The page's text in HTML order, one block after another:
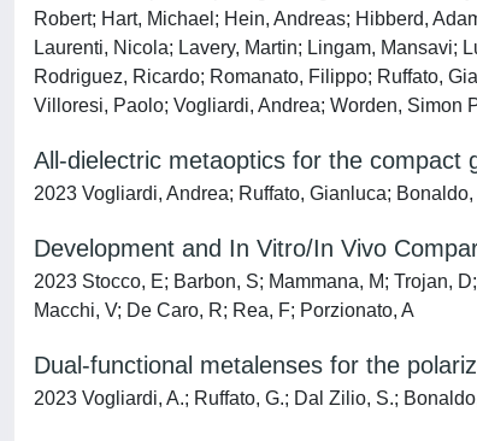
Robert; Hart, Michael; Hein, Andreas; Hibberd,
Laurenti, Nicola; Lavery, Martin; Lingam, Mansavi;
Rodriguez, Ricardo; Romanato, Filippo; Ruffato,
Villoresi, Paolo; Vogliardi, Andrea; Worden, Simon
All-dielectric metaoptics for the compact
2023 Vogliardi, Andrea; Ruffato, Gianluca;
Development and In Vitro/In Vivo
2023 Stocco, E; Barbon, S; Mammana, M; Trojan,
Macchi, V; De Caro, R; Rea, F; Porzionato, A
Dual-functional metalenses for the
2023 Vogliardi, A.; Ruffato, G.; Dal Zilio, S.;